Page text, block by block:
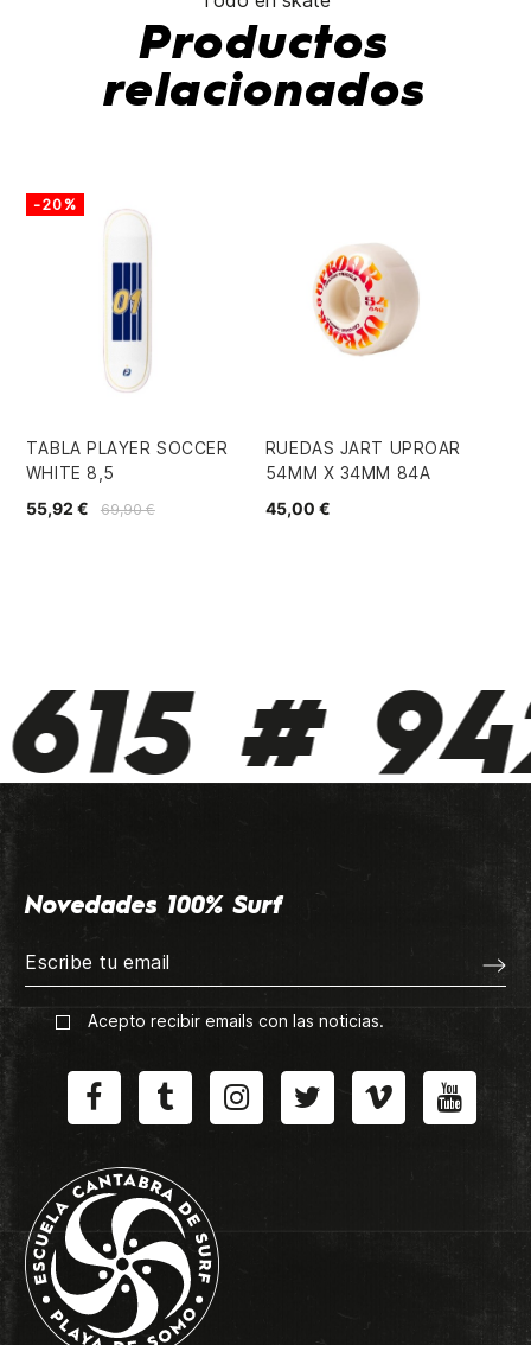
Productos
relacionados
TABLA PLAYER SOCCER
WHITE 8,5
69,90 €
55,92 €
-20%
RUEDAS JART UPROAR
54MM X 34MM 84A
45,00 €
#
Novedades 100% Surf
Acepto recibir emails con las noticias.